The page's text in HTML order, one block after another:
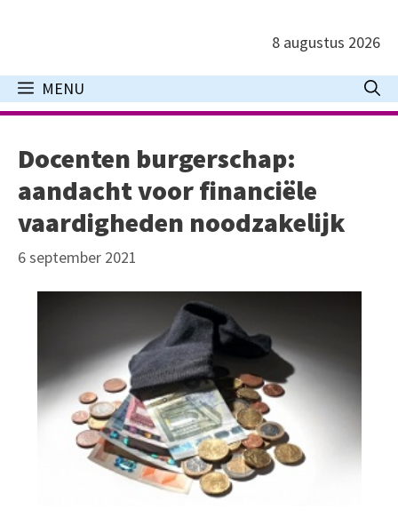
inhoud
8 augustus 2026
MENU
Docenten burgerschap:
aandacht voor financiële
vaardigheden noodzakelijk
6 september 2021